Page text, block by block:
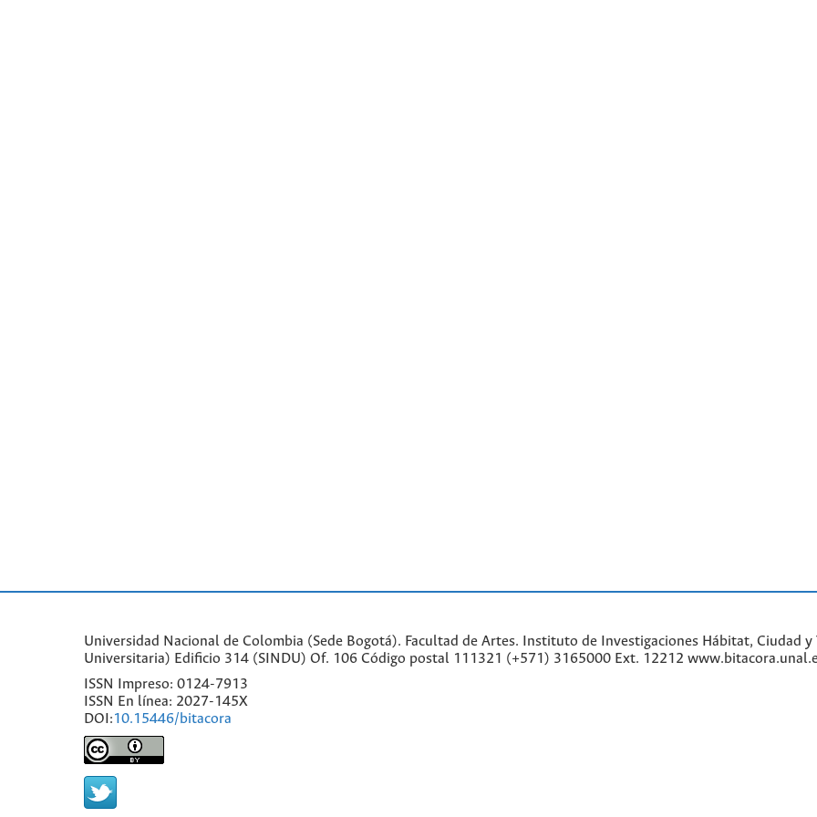
Universidad Nacional de Colombia (Sede Bogotá). Facultad de Artes. Instituto de Investigaciones Hábitat, Ciudad
Universitaria) Edificio 314 (SINDU) Of. 106 Código postal 111321 (+571) 3165000 Ext. 12212
ISSN Impreso: 0124-7913
ISSN En línea: 2027-145X
DOI:10.15446/bitacora